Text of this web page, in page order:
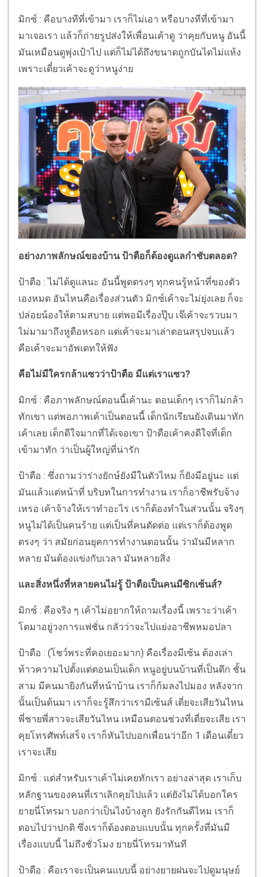
มิกซ์ : คือบางทีที่เข้ามา เราก็ไม่เอา หรือบางทีที่เข้ามา
มาเจอเรา แล้วก็ถ่ายรูปส่งให้เพื่อนเค้าดู ว่าคุยกับหนู อันนี้
มันเหมือนดูพุ่งเป้าไป แต่ก็ไม่ได้ถึงขนาดถูกบันไดไม่แห้ง
เพราะเดี๋ยวเค้าจะดูว่าหนูง่าย
อย่างภาพลักษณ์ของบ้าน ป้าตือก็ต้องดูแลกำชับตลอด?
ป้าตือ : ไม่ได้ดูแลนะ อันนี้พูดตรงๆ ทุกคนรู้หน้าที่ของตัว
เองหมด อันไหนคือเรื่องส่วนตัว มิกซ์เค้าจะไม่ยุ่งเลย ก็จะ
ปล่อยน้องให้ตามสบาย แต่พอมีเรื่องปุ๊บ เจ๊เค้าจะรวบมา
ไม่มามาถึงหูตือหรอก แต่เค้าจะมาเล่าตอนสรุปจบแล้ว
คือเค้าจะมาอัพเดทให้ฟัง
คือไม่มีใครกล้าแซวว่าป้าตือ มีแต่เราแซว?
มิกซ์ : คือภาพลักษณ์ตอนนี้เค้านะ ตอนเด็กๆ เราก็ไม่กล้า
ทักเขา แต่พอภาพเค้าเป็นตอนนี้ เด็กนักเรียนยังเดินมาทัก
เค้าเลย เด็กดีใจมากที่ได้เจอเขา ป้าตือเค้าคงดีใจที่เด็ก
เข้ามาทัก ว่าเป็นผู้ใหญ่ที่น่ารัก
ป้าตือ : ซึ่งถามว่าร่างยักษ์ยังมีในตัวไหม ก็ยังมีอยู่นะ แต่
มันแล้วแต่หน้าที่ บริบทในการทำงาน เราก็อาชีพรับจ้าง
เหรอ เค้าจ้างให้เราทำอะไร เราก็ต้องทำในส่วนนั้น จริงๆ
หนูไม่ได้เป็นคนร้าย แต่เป็นที่คนตัดต่อ แต่เราก็ต้องพูด
ตรงๆ ว่า สมัยก่อนยุคการทำงานตอนนั้น ว่ามันมีหลาก
หลาย มันต้องแข่งกับเวลา มันหลายสิ่ง
และสิ่งหนึ่งที่หลายคนไม่รู้ ป้าตือเป็นคนมีซิกเซ้นส์?
มิกซ์ : คือจริง ๆ เค้าไม่อยากให้ถามเรื่องนี้ เพราะว่าเค้า
โตมาอยู่วงการแฟชั่น กลัวว่าจะไปแย่งอาชีพหมอปลา
ป้าตือ : (โชว์พระที่คอเยอะมาก) คือเรื่องมีเซ้น ต้องเล่า
ท้าวความไปตั้งแต่ตอนเป็นเด็ก หนูอยู่บนบ้านที่เป็นตึก ชั้น
สาม มีคนมายิงกันที่หน้าบ้าน เราก็ก้มลงไปมอง หลังจาก
นั้นเป็นต้นมา เราก็จะรู้สึกว่าเรามีเซ้นส์ เตี่ยจะเสียวันไหน
พี่ชายพี่สาวจะเสียวันไหน เหมือนตอนช่วงที่เตี่ยจะเสีย เรา
คุยโทรศัพท์เสร็จ เราก็หันไปบอกเพื่อนว่าอีก 1 เดือนเดี๋ยว
เราจะเสีย
มิกซ์ : แต่สำหรับเราเค้าไม่เคยทักเรา อย่างล่าสุด เราเก็บ
หลักฐานของคนที่เราเลิกคุยไปแล้ว แต่ยังไม่ได้บอกใคร
ยายนี่โทรมา บอกว่าเป็นไงบ้างลูก ยังรักกันดีไหม เราก็
ตอบไปว่าปกติ ซึ่งเราก็ต้องตอบแบบนั้น ทุกครั้งที่มันมี
เรื่องแบบนี้ ไม่ถึงชั่วโมง ยายนี่โทรมาทันที
ป้าตือ : คือเราจะเป็นคนแบบนี้ อย่างยายฝนจะไปดูมนุษย์